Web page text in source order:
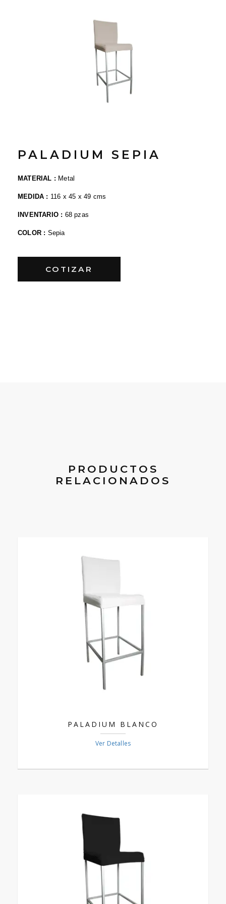
PALADIUM SEPIA
MATERIAL : Metal
MEDIDA : 116 x 45 x 49 cms
INVENTARIO : 68 pzas
COLOR : Sepia
COTIZAR
PRODUCTOS
RELACIONADOS
PALADIUM BLANCO
Ver Detalles